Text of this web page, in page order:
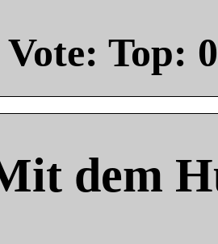
Vote: Top: 0
dem